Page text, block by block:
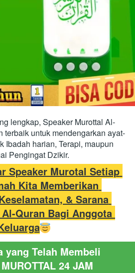
lengkap, Speaker Murottal Al-
terbaik untuk mendengarkan ayat-
Ibadah harian, Terapi, maupun
Pengingat Dzikir.
Speaker Murotal Setiap
Kita Memberikan
& Sarana
Quran Bagi Anggota
yang Telah Membeli
24 JAM